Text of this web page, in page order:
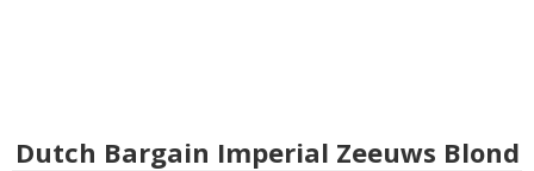
Dutch Bargain Imperial Zeeuws Blond